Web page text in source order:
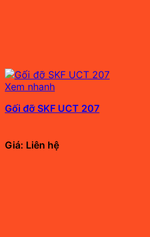
Xem nhanh
Gối đỡ SKF UCT 207
Giá: Liên hệ